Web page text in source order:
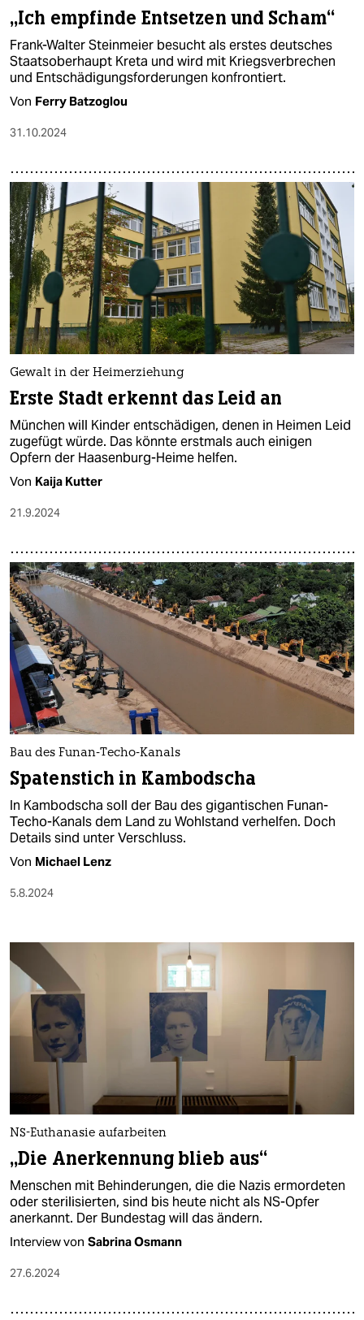
„Ich empfinde Entsetzen und Scham“
Frank-Walter Steinmeier besucht als erstes deutsches
Staatsoberhaupt Kreta und wird mit Kriegsverbrechen
und Entschädigungsforderungen konfrontiert.
Von Ferry Batzoglou
31.10.2024
Gewalt in der Heimerziehung
Erste Stadt erkennt das Leid an
München will Kinder entschädigen, denen in Heimen Leid
zugefügt würde. Das könnte erstmals auch einigen
Opfern der Haasenburg-Heime helfen.
Von Kaija Kutter
21.9.2024
Bau des Funan-Techo-Kanals
Spatenstich in Kambodscha
In Kambodscha soll der Bau des gigantischen Funan-
Techo-Kanals dem Land zu Wohlstand verhelfen. Doch
Details sind unter Verschluss.
Von Michael Lenz
5.8.2024
NS-Euthanasie aufarbeiten
„Die Anerkennung blieb aus“
Menschen mit Behinderungen, die die Nazis ermordeten
oder sterilisierten, sind bis heute nicht als NS-Opfer
anerkannt. Der Bundestag will das ändern.
Interview von Sabrina Osmann
27.6.2024